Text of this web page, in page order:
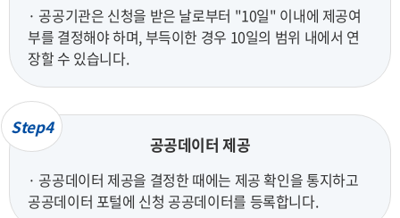
· 공공기관은 신청을 받은 날로부터 "10일" 이내에 제공여
부를 결정해야 하며, 부득이한 경우 10일의 범위 내에서 연
장할 수 있습니다.
Step4
공공데이터 제공
· 공공데이터 제공을 결정한 때에는 제공 확인을 통지하고
공공데이터 포털에 신청 공공데이터를 등록합니다.